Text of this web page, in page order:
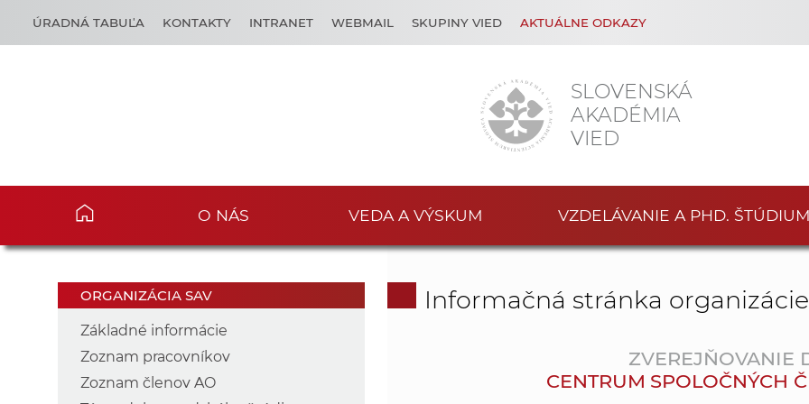
SLOVENSKÁ
AKADÉMIA
VIED
ÚRADNÁ TABUĽA KONTAKTY INTRANET WEBMAIL SKUPINY VIED AKTUÁLNE ODKAZY
O NÁS VEDA A VÝSKUM VZDELÁVANIE A PHD. ŠTÚDIUM
ORGANIZÁCIA SAV
Základné informácie
Zoznam pracovníkov
Zoznam členov AO
Informačná stránka organizácie
ZVEREJŇOVANIE
CENTRUM SPOLOČNÝCH